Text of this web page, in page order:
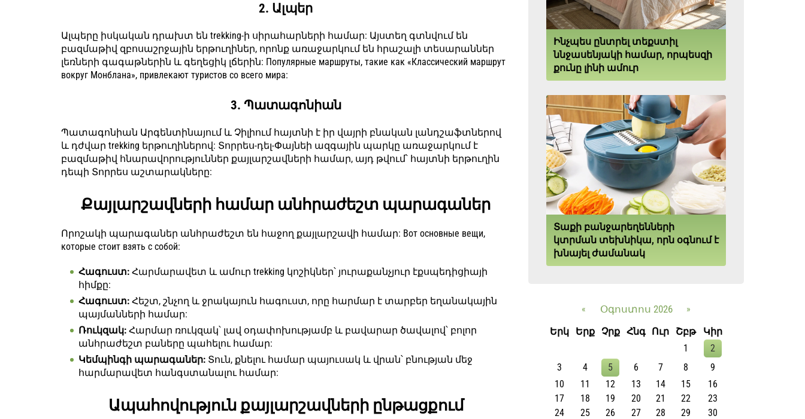
2. Ալպեր
Ալպերը իսկական դրախտ են trekking-ի սիրահարների համար: Այստեղ գտնվում են
բազմաթիվ զբոսաշրջային երթուղիներ, որոնք առաջարկում են հրաշալի տեսարաններ
լեռների գագաթներին և գեղեցիկ լճերին: Популярные маршруты, такие как «Классический маршрут
вокруг Монблана», привлекают туристов со всего мира:
3. Պատագոնիան
Պատագոնիան Արգենտինայում և Չիլիում հայտնի է իր վայրի բնական լանդշաֆտներով
և դժվար trekking երթուղիներով: Տորրես-դել-Փայնեի ազգային պարկը առաջարկում է
բազմաթիվ հնարավորություններ քայլարշավների համար, այդ թվում՝ հայտնի երթուղին
դեպի Տորրես աշտարակները:
Քայլարշավների համար անհրաժեշտ պարագաներ
Որոշակի պարագաներ անհրաժեշտ են հաջող քայլարշավի համար: Вот основные вещи,
которые стоит взять с собой:
Հագուստ: Հարմարավետ և ամուր trekking կոշիկներ՝ յուրաքանչյուր էքսպեդիցիայի
հիմքը:
Հագուստ: Հեշտ, շնչող և ջրակայուն հագուստ, որը հարմար է տարբեր եղանակային
պայմանների համար:
Ռուկզակ: Հարմար ռուկզակ՝ լավ օդափոխությամբ և բավարար ծավալով՝ բոլոր
անհրաժեշտ բաները պահելու համար:
Կեմպինգի պարագաներ: Տուն, քնելու համար պայուսակ և վրան՝ բնության մեջ
հարմարավետ հանգստանալու համար:
Ապահովություն քայլարշավների ընթացքում
Ինչպես ընտրել տեքստիլ
ննջասենյակի համար, որպեսզի
քունը լինի ամուր
Տաքի բանջարեղենների
կտրման տեխնիկա, որն օգնում է
խնայել ժամանակ
« Օգոստոս 2026
»
Երկ
Երք Չրք Հնգ Ուր Շբթ
Կիր
1
2
3
4 5 6 7 8
9
10
11 12 13 14 15
16
17
18 19 20 21 22
23
24
25 26 27 28 29
30